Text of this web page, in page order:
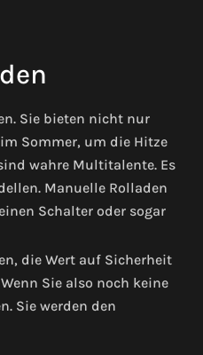
Sie bieten nicht nur
Sommer, um die Hitze
wahre Multitalente. Es
Manuelle Rolladen
Schalter oder sogar
die Wert auf Sicherheit
Sie also noch keine
Sie werden den